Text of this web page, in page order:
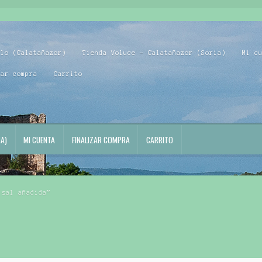
(Calatañazor) Tienda Voluce – Calatañazor (Soria) Mi
compra Carrito
MI CUENTA FINALIZAR COMPRA CARRITO
añadida”